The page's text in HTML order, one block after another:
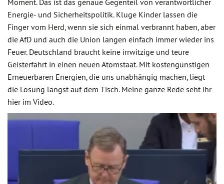
Moment. Das ist das genaue Gegenteil von verantwortlicher
Energie- und Sicherheitspolitik. Kluge Kinder lassen die
Finger vom Herd, wenn sie sich einmal verbrannt haben, aber
die AfD und auch die Union langen einfach immer wieder ins
Feuer. Deutschland braucht keine irrwitzige und teure
Geisterfahrt in einen neuen Atomstaat. Mit kostengünstigen
Erneuerbaren Energien, die uns unabhängig machen, liegt
die Lösung längst auf dem Tisch. Meine ganze Rede seht ihr
hier im Video.